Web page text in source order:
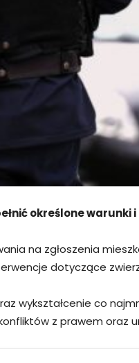
określone
na zgłoszenia
dotyczące
wykształcenie co
z prawem oraz